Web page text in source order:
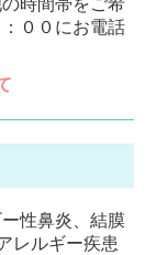
時間帯をご希
００にお電話
性鼻炎、結膜
レルギー疾患